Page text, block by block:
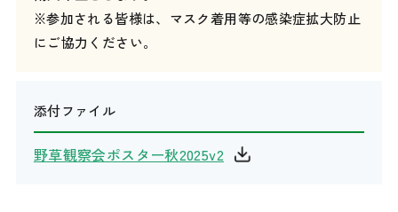
※参加される皆様は、マスク着用等の感染症拡大防止
にご協力ください。
添付ファイル
野草観察会ポスター秋2025v2